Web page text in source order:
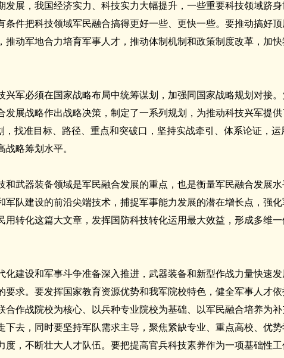
发展，我国经济实力、科技实力大幅提升，一些重要科技领域跻
条件把科技领域军民融合搞得更好一些、更快一些。要推动搞好
推动军地合力培育军事人才，推动体制机制和政策制度改革，加
兴军必须在国家战略布局中统筹谋划，加强同国家战略规划对接
发展战略作出战略决策，制定了一系列规划，为推动科技兴军提
，找准目标、路径、重点和突破口，坚持实战牵引、体系论证，
略筹划水平。
和武器装备领域是军民融合发展的重点，也是衡量军民融合发展水
军队建设的前沿尖端技术，捕捉军事能力发展的潜在增长点，强
用转化这篇大文章，发挥国防科技转化运用最大效益，形成多维
化建设和军事斗争准备深入推进，武器装备和新型作战力量快速
要求。要发挥国家教育资源优势和我军院校特色，健全军事人才
合作战院校为核心、以兵种专业院校为基础、以军民融合培养为
下去，同时要坚持军队需求主导，聚焦紧缺专业、重点高校、优
度，不断壮大人才队伍。要把提高官兵科技素养作为一项基础性